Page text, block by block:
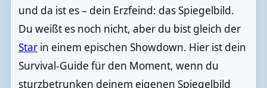
und da ist es – dein Erzfeind: das Spiegelbild.
Du weißt es noch nicht, aber du bist gleich der
Starin einem epischen Showdown. Hier ist dein
Survival-Guide für den Moment, wenn du
sturzbetrunken deinem eigenen Spiegelbild